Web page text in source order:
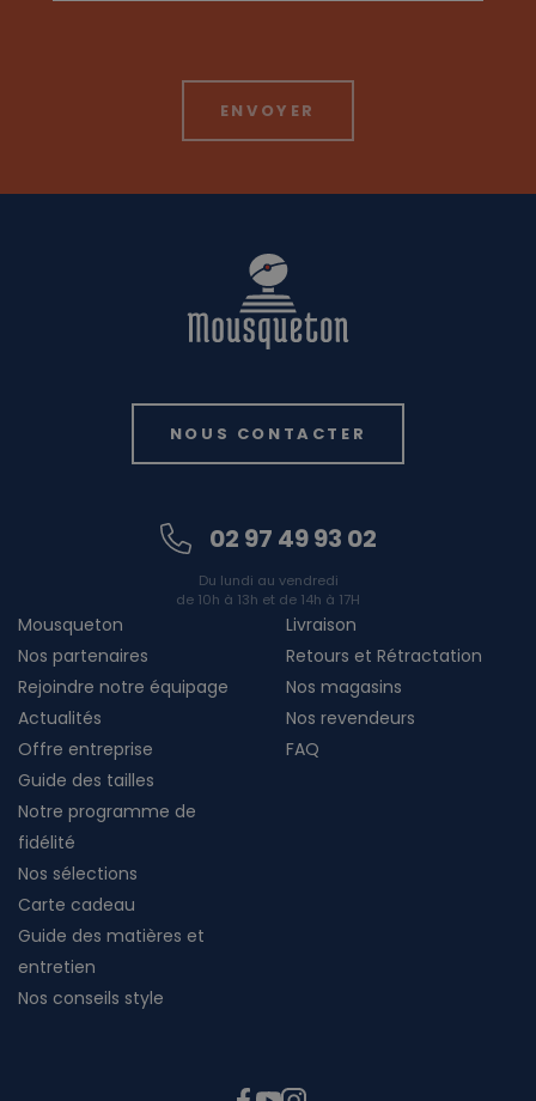
NOUS CONTACTER
02 97 49 93 02
Du lundi au vendredi
de 10h à 13h et de 14h à 17H
Mousqueton
Nos partenaires
Rejoindre notre équipage
Actualités
Offre entreprise
Livraison
Retours et Rétractation
Nos magasins
Nos revendeurs
FAQ
Guide des tailles
Notre programme de
fidélité
Nos sélections
Carte cadeau
Guide des matières et
entretien
Nos conseils style